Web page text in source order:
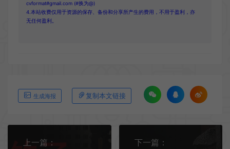
cvformat#gmail.com (#换为@)
4.本站收费仅用于资源的保存、备份和分享所产生的费用，不用于盈利，亦
无任何盈利。
生成海报 复制本文链接
上一篇：
下一篇：